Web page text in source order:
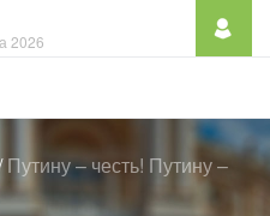
2026
Путину – честь! Путину –